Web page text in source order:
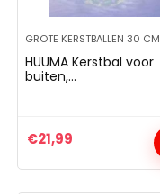
GROTE KERSTBALLEN 30 CM
HUUMA Kerstbal voor
buiten,
€21,99